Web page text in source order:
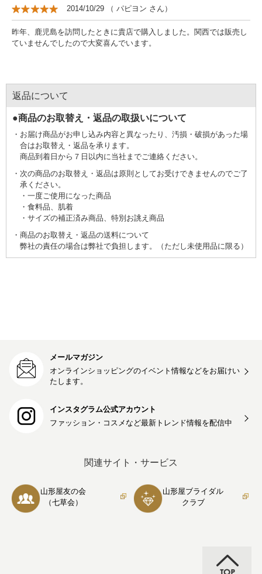
2014/10/29 （ パピヨン さん）
昨年、鹿児島を訪問したときに貴店で購入しました。関西では販売し
ていませんでしたので大変喜んでいます。
返品について
●商品のお取替え・返品の取扱いについて
お届け商品がお申し込み内容と異なったり、汚損・破損があった場
合はお取替え・返品を承ります。
商品到着日から７日以内に当社までご連絡ください。
次の商品のお取替え・返品は原則としてお受けできませんのでご了
承ください。
一度ご使用になった商品
食料品、肌着
サイズの補正済み商品、特別お誂え商品
商品のお取替え・返品の送料について
弊社の責任の場合は弊社で負担します。（ただし未使用品に限る）
メールマガジン
オンラインショッピングのイベント情報などをお届けい
たします。
インスタグラム公式アカウント
ファッション・コスメなど最新トレンド情報を配信中
関連サイト・サービス
山形屋友の会
（七草会）
山形屋ブライダル
クラブ